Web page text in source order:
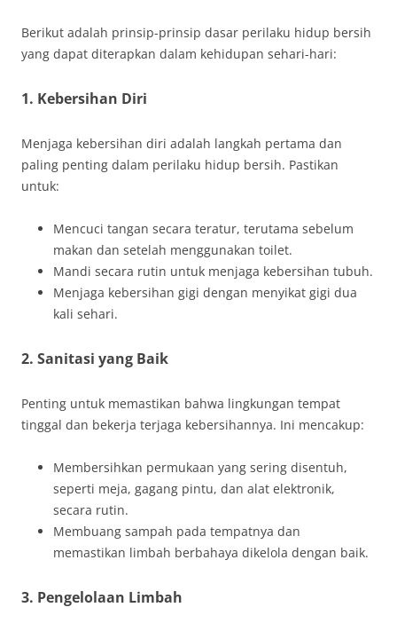
Berikut adalah prinsip-prinsip dasar perilaku hidup bersih
yang dapat diterapkan dalam kehidupan sehari-hari:
1. Kebersihan Diri
Menjaga kebersihan diri adalah langkah pertama dan
paling penting dalam perilaku hidup bersih. Pastikan
untuk:
Mencuci tangan secara teratur, terutama sebelum
makan dan setelah menggunakan toilet.
Mandi secara rutin untuk menjaga kebersihan tubuh.
Menjaga kebersihan gigi dengan menyikat gigi dua
kali sehari.
2. Sanitasi yang Baik
Penting untuk memastikan bahwa lingkungan tempat
tinggal dan bekerja terjaga kebersihannya. Ini mencakup:
Membersihkan permukaan yang sering disentuh,
seperti meja, gagang pintu, dan alat elektronik,
secara rutin.
Membuang sampah pada tempatnya dan
memastikan limbah berbahaya dikelola dengan baik.
3. Pengelolaan Limbah